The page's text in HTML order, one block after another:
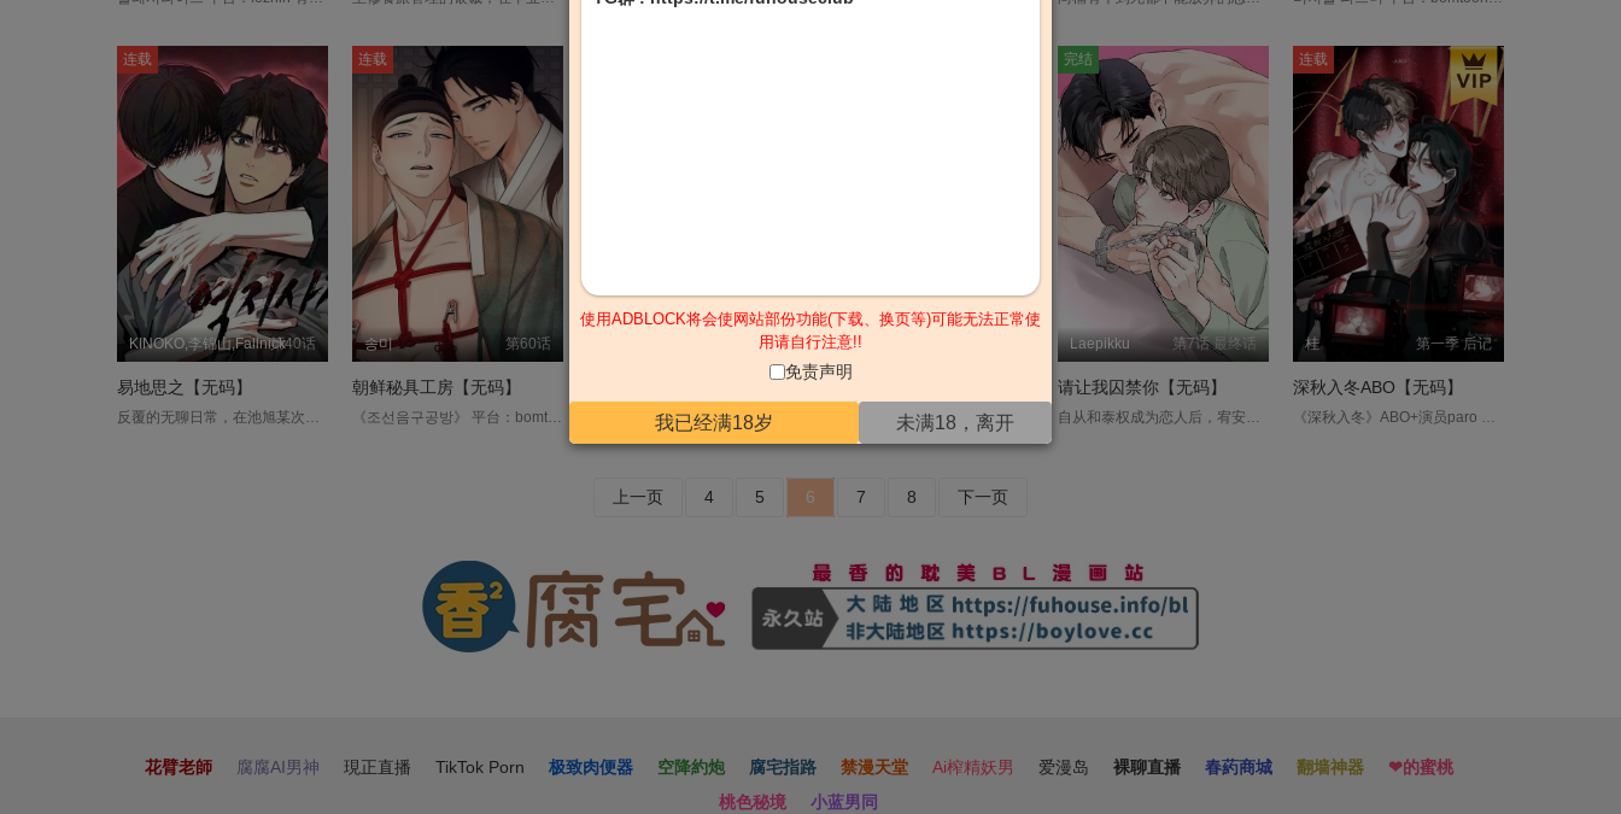
使用ADBLOCK将会使网站部份功能(下载、换页等)可能无法正常使
用请自行注意!!
免责声明
我已经满18岁 未满18，离开
第40话
KINOKO,李锦山,Fallnick
连载
易地思之【无码】
反覆的无聊日常，在池旭某次去社团聚餐时有了意想不到的变化。 原以为这种无聊的日子会一直持续下去的他，从一个新生身上感受到了微妙的吸引力，虽然他像被新生那甜美的外貌迷惑般靠了过去，但对方却毫无反应，彷彿对自己视而不见，对新生的反应感到恼怒的他，决定要用自己的方式教训那个新生，但情况却和他所想完全相反的方向发展… 隔天，池旭睁开眼时，发现自己躺在陌生的地方，且全身搞得乱七八糟，直到这时，他意会到自己在不知情的状况下，处于不敢置信的情况中。 「不知道有多庆幸，觉得值得一试的话，就会失去理智这点也一样。」 一直以来都靠火爆的脾气高高在上的池旭，如今却任由迷人的新生周延摆布，毫无反抗之力。 在不知周延的意图，且没有事先预告这危险游戏的情况下，池旭被拖往专为他准备的地狱。....
第60话
송미
连载
朝鲜秘具工房【无码】
《조선음구공방》 平台：bomtoon 别名 : 玩具工坊/汉阳工坊 每天晚上都玩游戏，享受颜色的两班，孝元。 他将被亲友南秀仁介绍给两班之间暗中有名的音具工坊（*成人用品店）。 就这样被找到的工房主人信宇，与他制作的华丽音符不同，非常木讷。 孝元出于想和信宇体验的心情，建议在自己的身体上试验阴沟的功效。 面对CNU冷淡的反应，孝元想和别的男人睡觉，而不是和他睡觉，但再也感受不到CNU手上的快感… 最终孝元的执着提议（？） 李信宇将向孝元测试音调。 孝元虽然期待阴沟考试继续下去就能和CNU睡一次觉… 到底… 这家伙到底什么时候做…？！....
第三季 后记 Chahyun
※本作品外传起为无码版本白天是精明干练的秘书，晚上是手段圆滑的玩咖，过着双面生活的绥荷某天在酒吧猎艳的时候，意外被自己的顶头上司撞见尴尬的场面，这样明天上班要怎么面对他？雪上加霜的是，自己订购的玩具不小心跟上司的包裹对调了，天公伯啊~~到底为什么要这样对我！....
第7话 最终话
Laepikku
完结
请让我囚禁你【无码】
自从和泰权成为恋人后，宥安便一直活在不安之中，最终甚至将泰权留在了自己身边……然而，那个原本成熟又绅士的泰权，却开始一点一点显露出不曾示人的另一面。为了留住泰权，宥安甘愿承诺用自己的一辈子作为交换，只希望对方能永远留在自己身边。可面对这份近乎偏执的不安与执着，泰权却只是带着温柔得不合时宜的笑意，一步步揭开自己那个因为害怕被讨厌，而长久隐藏起来的真实模样。....
第一季 后记
桂
连载
深秋入冬ABO【无码】
《深秋入冬》ABO+演员paro Beta忠犬新人演员╳Alpha美人资深演员 以往只能出演小配角的演员蓝秋(β)，幸运得到电影男主的位置，没想到还与大前辈严冬(α)进行床戏？！ 严冬拥有让人难以接近的费洛蒙，蓝秋则感受不到任何费洛蒙，两人在演戏过程中逐渐变得亲密，蓝秋提出了想要交往的愿望，而严冬只想当砲友，折衷之下蓝秋成为了『试用期男友』。....
上一页 4 5 6 7 8 下一页
花臂老師 腐腐AI男神 現正直播 TikTok Porn 极致肉便器 空降約炮 腐宅指路 禁漫天堂 Ai榨精妖男 爱漫岛 裸聊直播 春葯商城 翻墙神器
❤︎的蜜桃
桃色秘境
小蓝男同